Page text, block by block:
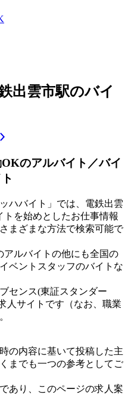
出雲市駅のバイ
のアルバイト／バイ
ハバイト」では、電鉄出雲
を始めとしたお仕事情報
まざまな方法で検索可能で
ルバイトの他にも全国の
ベントスタッフのバイトな
センス(東証スタンダー
人サイトです（なお、職業
の内容に基いて投稿した主
までも一つの参考としてご
あり、このページの求人案